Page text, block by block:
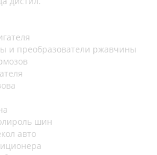
и преобразователи ржавчины
шин
авто